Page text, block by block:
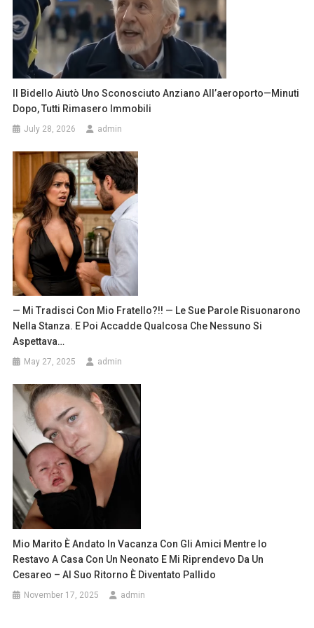
Il Bidello Aiutò Uno Sconosciuto Anziano All’aeroporto—Minuti
Dopo, Tutti Rimasero Immobili
July 28, 2026 admin
— Mi Tradisci Con Mio Fratello?!! — Le Sue Parole Risuonarono
Nella Stanza. E Poi Accadde Qualcosa Che Nessuno Si
Aspettava…
May 27, 2025 admin
Mio Marito È Andato In Vacanza Con Gli Amici Mentre Io
Restavo A Casa Con Un Neonato E Mi Riprendevo Da Un
Cesareo – Al Suo Ritorno È Diventato Pallido
November 17, 2025 admin